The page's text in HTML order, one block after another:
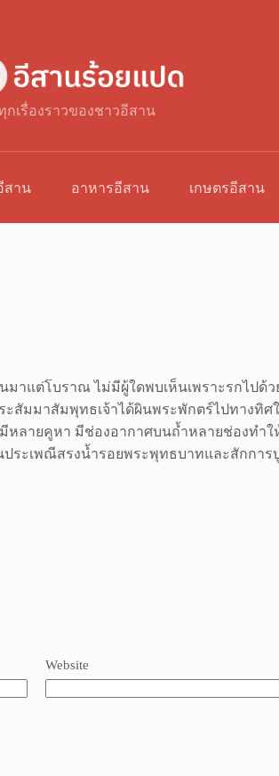
กเรื่องราวของชาวอีสาน
สาน อาหารอีสาน เกษตรอีสาน
าแต่โบราณ ไม่มีผู้ใดพบเห็นเพราะรกไป
สัมมาสัมพุทธเจ้าได้ผินพระพักตร์ไปทางทิ
ลายคูหา มีช่องอากาศบนถ้ำหลายช่องทำ
ระเพณีสรงน้ำรอยพระพุทธบาทและสักกา
Website